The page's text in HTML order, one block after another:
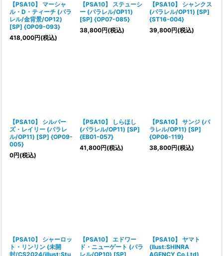
【PSA10】 マーシャ
ル・D・ティーチ (パラ
レル/金背景/OP12)
[SP] {OP09-093}
418,000円(税込)
【PSA10】 ステューシ
ー (パラレル/OP11)
[SP] {OP07-085}
38,800円(税込)
【PSA10】 シャンクス
(パラレル/OP11) [SP]
{ST16-004}
39,800円(税込)
【PSA10】 シルバー
ズ・レイリー (パラレ
ル/OP11) [SP] {OP09-
005}
0円(税込)
【PSA10】 しらほし
(パラレル/OP11) [SP]
{EB01-057}
41,800円(税込)
【PSA10】 サンジ (パ
ラレル/OP11) [SP]
{OP06-119}
38,800円(税込)
【PSA10】 シャーロッ
ト・リンリン (未開
封/CS2024/illust:Stu
【PSA10】 エドワー
ド・ニューゲート (パラ
レル/OP10) [SP]
【PSA10】 ヤマト
(Ilust:SHINRA
AGENCY Co.Ltd)